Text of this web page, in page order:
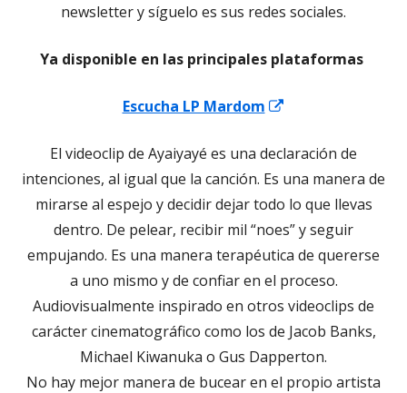
newsletter y síguelo es sus redes sociales.
Ya disponible en las principales plataformas
Escucha LP Mardom
una
ventana
nueva
El videoclip de Ayaiyayé es una declaración de
intenciones, al igual que la canción. Es una manera de
mirarse al espejo y decidir dejar todo lo que llevas
dentro. De pelear, recibir mil “noes” y seguir
empujando. Es una manera terapéutica de quererse
a uno mismo y de confiar en el proceso.
Audiovisualmente inspirado en otros videoclips de
carácter cinematográfico como los de Jacob Banks,
Michael Kiwanuka o Gus Dapperton.
No hay mejor manera de bucear en el propio artista